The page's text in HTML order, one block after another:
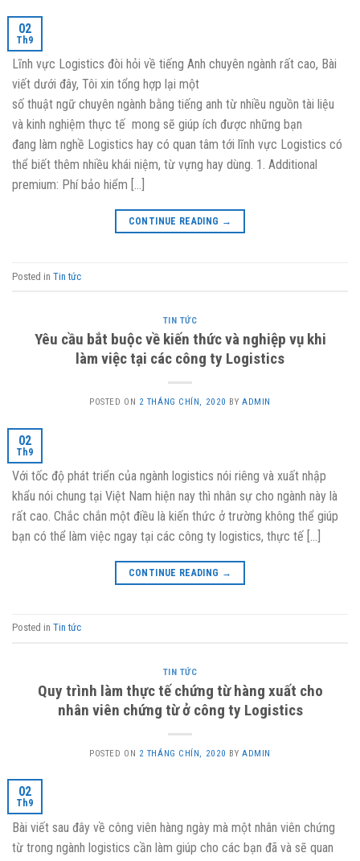
02
Th9
Lĩnh vực Logistics đòi hỏi về tiếng Anh chuyên ngành rất cao, Bài
viết dưới đây, Tôi xin tổng hợp lại một
số thuật ngữ chuyên ngành bằng tiếng anh từ nhiều nguồn tài liệu
và kinh nghiệm thực tế mong sẽ giúp ích được những bạn
đang làm nghề Logistics hay có quan tâm tới lĩnh vực Logistics có
thể biết thêm nhiều khái niệm, từ vựng hay dùng. 1. Additional
premium: Phí bảo hiểm […]
CONTINUE READING →
Posted in Tin tức
TIN TỨC
Yêu cầu bắt buộc về kiến thức và nghiệp vụ khi
làm việc tại các công ty Logistics
POSTED ON 2 THÁNG CHÍN, 2020 BYADMIN
02
Th9
Với tốc độ phát triển của ngành logistics nói riêng và xuất nhập
khẩu nói chung tại Việt Nam hiện nay thì nhân sự cho ngành này là
rất cao. Chắc chắn một điều là kiến thức ở trường không thể giúp
bạn có thể làm việc ngay tại các công ty logistics, thực tế […]
CONTINUE READING →
Posted in Tin tức
TIN TỨC
Quy trình làm thực tế chứng từ hàng xuất cho
nhân viên chứng từ ở công ty Logistics
POSTED ON 2 THÁNG CHÍN, 2020 BYADMIN
02
Th9
Bài viết sau đây về công viên hàng ngày mà một nhân viên chứng
từ trong ngành logistics cần làm giúp cho các bạn đã và sẽ quan